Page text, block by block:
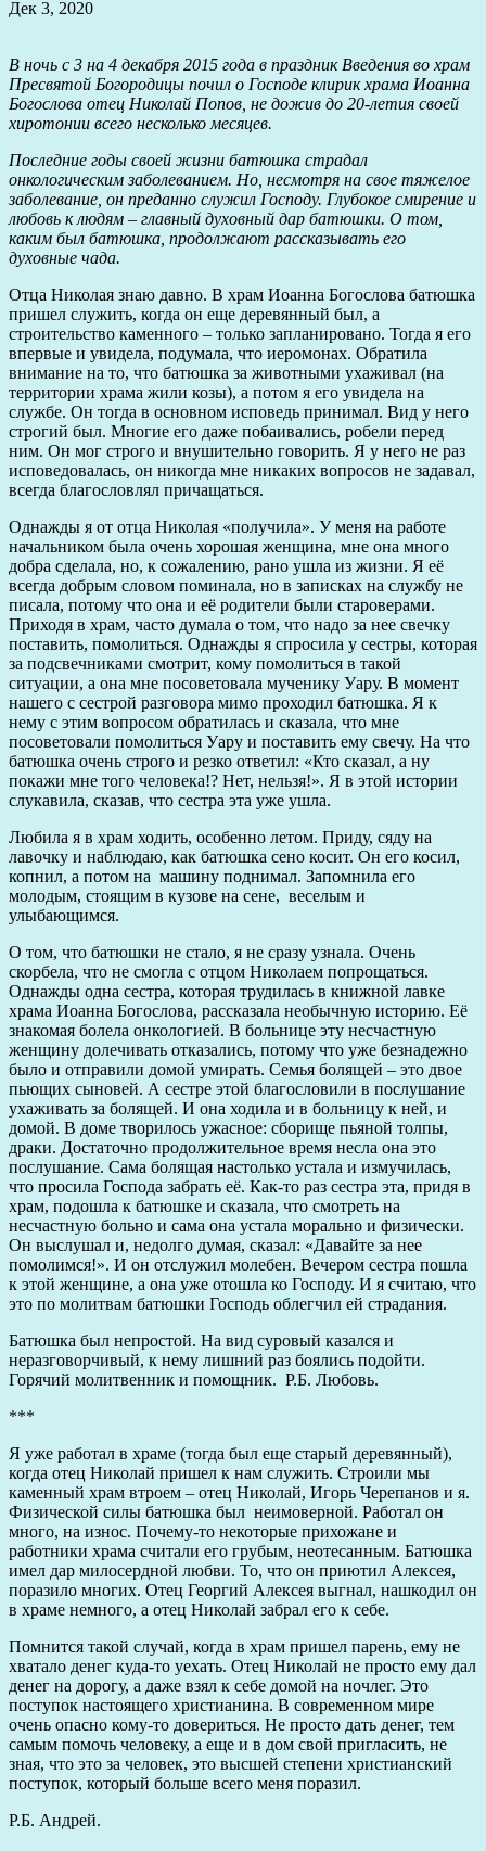
Дек 3, 2020
В ночь с 3 на 4 декабря 2015 года в праздник Введения во храм
Пресвятой Богородицы почил о Господе клирик храма Иоанна
Богослова отец Николай Попов, не дожив до 20-летия своей
хиротонии всего несколько месяцев.
Последние годы своей жизни батюшка страдал
онкологическим заболеванием. Но, несмотря на свое тяжелое
заболевание, он преданно служил Господу. Глубокое смирение и
любовь к людям – главный духовный дар батюшки. О том,
каким был батюшка, продолжают рассказывать его
духовные чада.
Отца Николая знаю давно. В храм Иоанна Богослова батюшка
пришел служить, когда он еще деревянный был, а
строительство каменного – только запланировано. Тогда я его
впервые и увидела, подумала, что иеромонах. Обратила
внимание на то, что батюшка за животными ухаживал (на
территории храма жили козы), а потом я его увидела на
службе. Он тогда в основном исповедь принимал. Вид у него
строгий был. Многие его даже побаивались, робели перед
ним. Он мог строго и внушительно говорить. Я у него не раз
исповедовалась, он никогда мне никаких вопросов не задавал,
всегда благословлял причащаться.
Однажды я от отца Николая «получила». У меня на работе
начальником была очень хорошая женщина, мне она много
добра сделала, но, к сожалению, рано ушла из жизни. Я её
всегда добрым словом поминала, но в записках на службу не
писала, потому что она и её родители были староверами.
Приходя в храм, часто думала о том, что надо за нее свечку
поставить, помолиться. Однажды я спросила у сестры, которая
за подсвечниками смотрит, кому помолиться в такой
ситуации, а она мне посоветовала мученику Уару. В момент
нашего с сестрой разговора мимо проходил батюшка. Я к
нему с этим вопросом обратилась и сказала, что мне
посоветовали помолиться Уару и поставить ему свечу. На что
батюшка очень строго и резко ответил: «Кто сказал, а ну
покажи мне того человека!? Нет, нельзя!». Я в этой истории
слукавила, сказав, что сестра эта уже ушла.
Любила я в храм ходить, особенно летом. Приду, сяду на
лавочку и наблюдаю, как батюшка сено косит. Он его косил,
копнил, а потом на машину поднимал. Запомнила его
молодым, стоящим в кузове на сене, веселым и
улыбающимся.
О том, что батюшки не стало, я не сразу узнала. Очень
скорбела, что не смогла с отцом Николаем попрощаться.
Однажды одна сестра, которая трудилась в книжной лавке
храма Иоанна Богослова, рассказала необычную историю. Её
знакомая болела онкологией. В больнице эту несчастную
женщину долечивать отказались, потому что уже безнадежно
было и отправили домой умирать. Семья болящей – это двое
пьющих сыновей. А сестре этой благословили в послушание
ухаживать за болящей. И она ходила и в больницу к ней, и
домой. В доме творилось ужасное: сборище пьяной толпы,
драки. Достаточно продолжительное время несла она это
послушание. Сама болящая настолько устала и измучилась,
что просила Господа забрать её. Как-то раз сестра эта, придя в
храм, подошла к батюшке и сказала, что смотреть на
несчастную больно и сама она устала морально и физически.
Он выслушал и, недолго думая, сказал: «Давайте за нее
помолимся!». И он отслужил молебен. Вечером сестра пошла
к этой женщине, а она уже отошла ко Господу. И я считаю, что
это по молитвам батюшки Господь облегчил ей страдания.
Батюшка был непростой. На вид суровый казался и
неразговорчивый, к нему лишний раз боялись подойти.
Горячий молитвенник и помощник. Р.Б. Любовь.
***
Я уже работал в храме (тогда был еще старый деревянный),
когда отец Николай пришел к нам служить. Строили мы
каменный храм втроем – отец Николай, Игорь Черепанов и я.
Физической силы батюшка был неимоверной. Работал он
много, на износ. Почему-то некоторые прихожане и
работники храма считали его грубым, неотесанным. Батюшка
имел дар милосердной любви. То, что он приютил Алексея,
поразило многих. Отец Георгий Алексея выгнал, нашкодил он
в храме немного, а отец Николай забрал его к себе.
Помнится такой случай, когда в храм пришел парень, ему не
хватало денег куда-то уехать. Отец Николай не просто ему дал
денег на дорогу, а даже взял к себе домой на ночлег. Это
поступок настоящего христианина. В современном мире
очень опасно кому-то довериться. Не просто дать денег, тем
самым помочь человеку, а еще и в дом свой пригласить, не
зная, что это за человек, это высшей степени христианский
поступок, который больше всего меня поразил.
Р.Б. Андрей.